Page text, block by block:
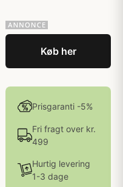
Køb her
Prisgaranti -5%
Fri fragt over kr.
499
Hurtig levering
1-3 dage